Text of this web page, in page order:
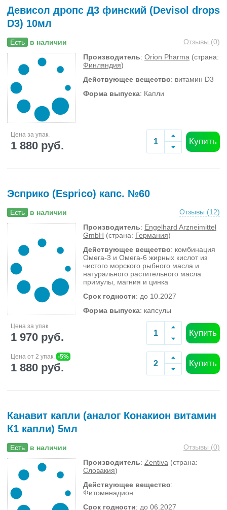
Девисол дропс Д3 финский (Devisol drops
D3) 10мл
Есть в наличии Отзывы (0)
Производитель: Orion Pharma (страна:
Финляндия)
Действующее вещество: витамин D3
Форма выпуска: Капли
Цена за упак.
1 880 руб. Купить
Эсприко (Esprico) капс. №60
Есть в наличии Отзывы (12)
Производитель: Engelhard Arzneimittel
GmbH (страна: Германия)
Действующее вещество: комбинация
Омега-3 и Омега-6 жирных кислот из
чистого морского рыбного масла и
натурального растительного масла
примулы, магния и цинка
Срок годности: до 10.2027
Форма выпуска: капсулы
Цена за упак.
1 970 руб. Купить
Цена от 2 упак. -5%
1 880 руб. Купить
Канавит капли (аналог Конакион витамин
К1 капли) 5мл
Есть в наличии Отзывы (0)
Производитель: Zentiva (страна:
Словакия)
Действующее вещество:
Фитоменадион
Срок годности: до 06.2027